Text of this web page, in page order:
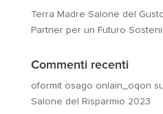
Terra Madre Salone del
Partner per un Futuro
Commenti recenti
oformit osago onlain_oqon su
Salone del Risparmio 2023